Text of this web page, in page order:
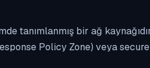
tanımlanmış bir ağ
Policy Zone) veya